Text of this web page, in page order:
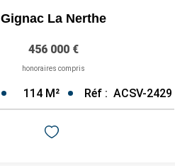
Gignac La Nerthe
456 000 €
honoraires compris
114 M² Réf : ACSV-2429